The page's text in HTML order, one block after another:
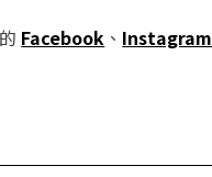
Facebook 、 Instagram